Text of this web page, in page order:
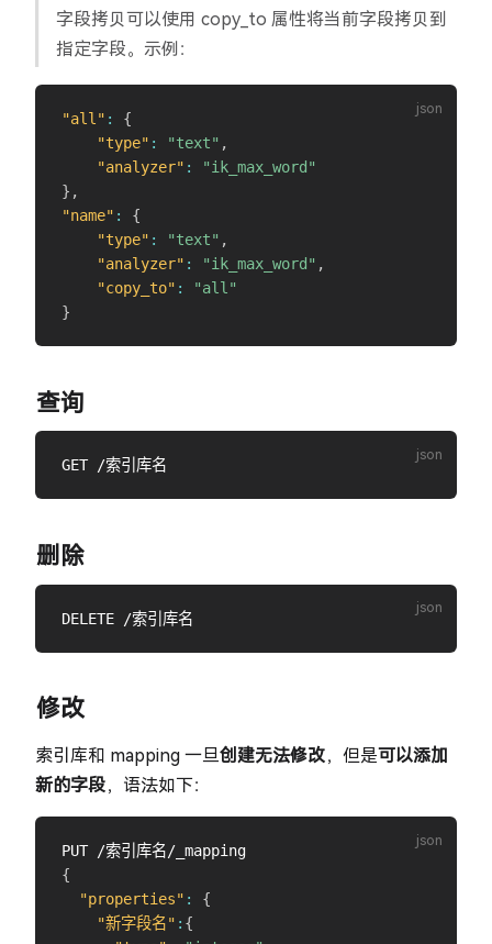
字段拷贝可以使用 copy_to 属性将当前字段拷贝到
指定字段。示例：
"all" :
{
"type" : "text" ,
"analyzer" :
"ik_max_word"
} ,
"name" :
{
"type" : "text" ,
"analyzer" : "ik_max_word" ,
"copy_to" :
"all"
}
查询
删除
修改
索引库和 mapping 一旦创建无法修改，但是可以添加
新的字段，语法如下：
{
"properties" :
{
"新字段名" : {